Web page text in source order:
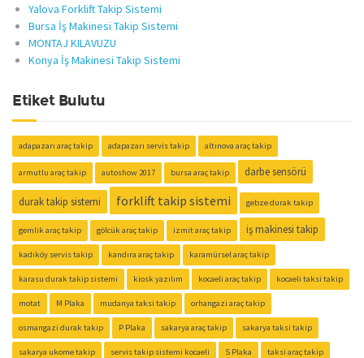
Yalova Forklift Takip Sistemi
Bursa İş Makinesi Takip Sistemi
MONTAJ KILAVUZU
Konya İş Makinesi Takip Sistemi
Etiket Bulutu
adapazarı araç takip adapazarı servis takip altınova araç takip
armutlu araç takip autoshow 2017 bursa araç takip darbe sensörü
durak takip sistemi forklift takip sistemi gebze durak takip
gemlik araç takip gölcük araç takip izmit araç takip iş makinesi takip
kadıköy servis takip kandıra araç takip karamürsel araç takip
karasu durak takip sistemi kiosk yazılım kocaeli araç takip kocaeli taksi takip
motat M Plaka mudanya taksi takip orhangazi araç takip
osmangazi durak takip P Plaka sakarya araç takip sakarya taksi takip
sakarya ukome takip servis takip sistemi kocaeli S Plaka taksi araç takip